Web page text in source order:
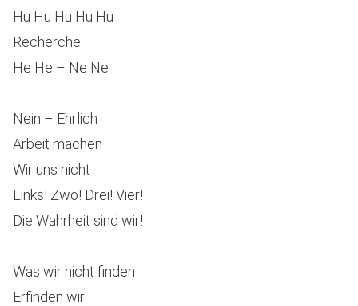
Hu Hu Hu Hu Hu
Recherche
He He – Ne Ne
Nein – Ehrlich
Arbeit machen
Wir uns nicht
Links! Zwo! Drei! Vier!
Die Wahrheit sind wir!
Was wir nicht finden
Erfinden wir